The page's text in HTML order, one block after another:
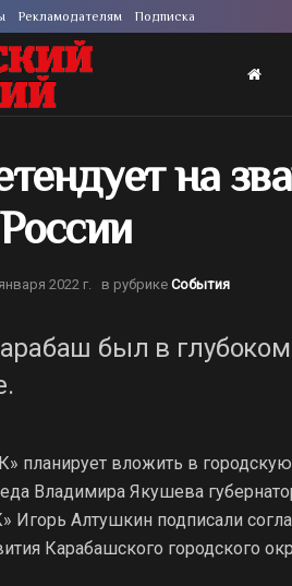
Рекламодателям Подписка
на
2022 г. в рубрике События
был в глубоком
планирует вложить в
Владимира Якушева
Игорь Алтушкин подписали
Карабашского городского